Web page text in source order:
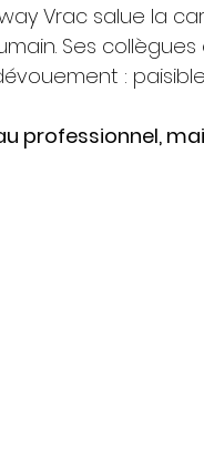
Vrac salue la
Ses
:
professionnel,